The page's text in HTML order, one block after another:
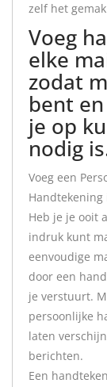
zelf het gemak
Voeg
elke
zodat
bent
je op
nodig
Voeg een
Handtekening
Heb je je ooit
indruk kunt
eenvoudige
door een
je verstuurt.
persoonlijke
laten
berichten.
Een